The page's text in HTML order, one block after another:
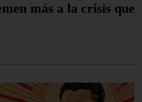
más a la crisis que